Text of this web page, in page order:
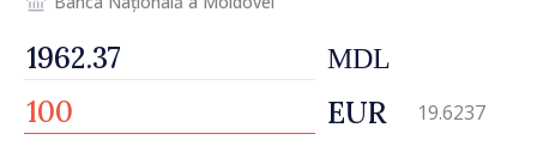
MDL
EUR 19.6237